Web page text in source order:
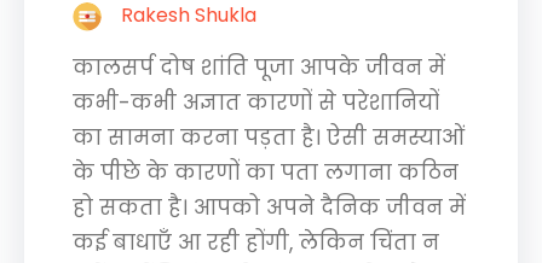
Rakesh Shukla
कालसर्प दोष शांति पूजा आपके जीवन में
कभी-कभी अज्ञात कारणों से परेशानियों
का सामना करना पड़ता है। ऐसी समस्याओं
के पीछे के कारणों का पता लगाना कठिन
हो सकता है। आपको अपने दैनिक जीवन में
कई बाधाएँ आ रही होंगी, लेकिन चिंता न